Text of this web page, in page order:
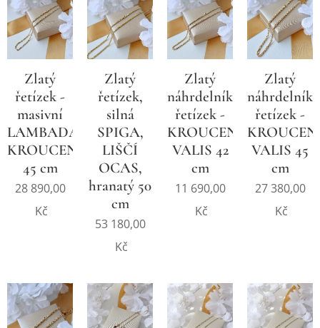
Zlatý
řetízek -
masivní
LAMBADA,
KROUCENÝ
45 cm
28 890,00
Kč
Zlatý
řetízek,
silná
SPIGA,
LIŠČÍ
OCAS,
hranatý 50
cm
53 180,00
Kč
Zlatý
náhrdelníkový
řetízek -
KROUCENÝ,
VALIS 42
cm
11 690,00
Kč
Zlatý
řetízek -
VALIS 45
cm
27 380,00
Kč